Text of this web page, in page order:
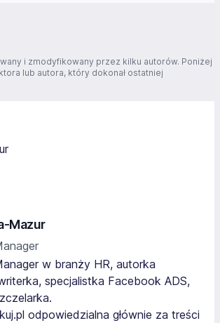
i zmodyfikowany przez kilku autorów. Poniżej
lub autora, który dokonał ostatniej
Mazur
w branży HR, autorka
specjalistka Facebook ADS,
odpowiedzialna głównie za treści